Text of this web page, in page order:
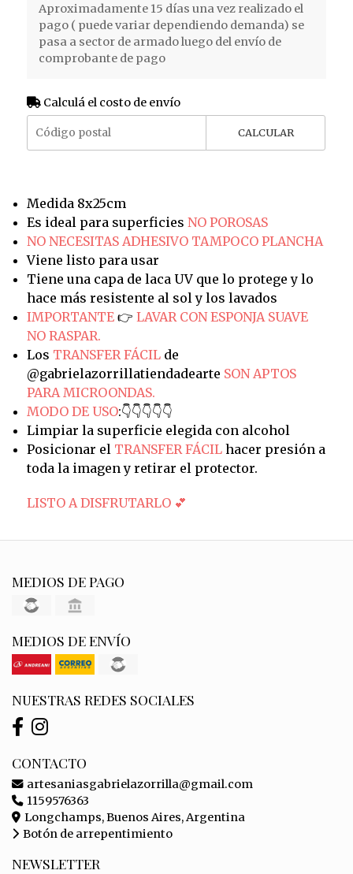
Aproximadamente 15 días una vez realizado el
pago ( puede variar dependiendo demanda) se
pasa a sector de armado luego del envío de
comprobante de pago
Calculá el costo de envío
CALCULAR
Medida 8x25cm
Es ideal para superficies NO POROSAS
NO NECESITAS ADHESIVO TAMPOCO PLANCHA
Viene listo para usar
Tiene una capa de laca UV que lo protege y lo
hace más resistente al sol y los lavados
IMPORTANTE 👉 LAVAR CON ESPONJA SUAVE
NO RASPAR.
Los TRANSFER FÁCILde
@gabrielazorrillatiendadearte SON APTOS
PARA MICROONDAS.
MODO DE USO:👇👇👇👇👇
Limpiar la superficie elegida con alcohol
Posicionar el TRANSFER FÁCILhacer presión a
toda la imagen y retirar el protector.
LISTO A DISFRUTARLO 💕
MEDIOS DE PAGO
MEDIOS DE ENVÍO
NUESTRAS REDES SOCIALES
CONTACTO
artesaniasgabrielazorrilla@gmail.com
1159576363
Longchamps, Buenos Aires, Argentina
Botón de arrepentimiento
NEWSLETTER